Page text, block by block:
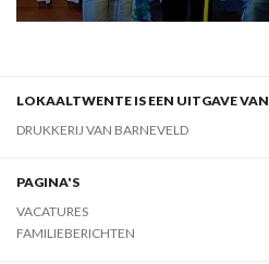
LOKAALTWENTE IS EEN UITGAVE VAN
DRUKKERIJ VAN BARNEVELD
PAGINA'S
VACATURES
FAMILIEBERICHTEN